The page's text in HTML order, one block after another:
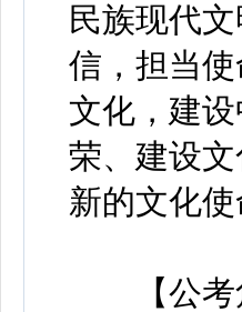
民族现代
信，担当
文化，建
荣、建设
新的文化使
【公考